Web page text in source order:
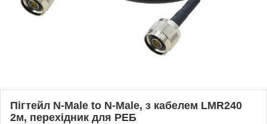
Пігтейл N-Male to N-Male, з кабелем LMR240
2м, перехідник для РЕБ